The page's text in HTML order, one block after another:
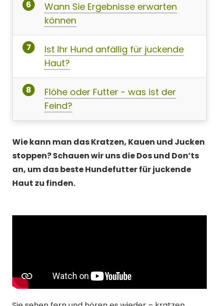
Wann Sie Ergebnisse erwarten
können
Ist Ihr Hund anfällig für juckende
Haut?
Flöhe oder Futter - was ist der
Feind?
Wie kann man das Kratzen, Kauen und Jucken
stoppen? Schauen wir uns die Dos und Don’ts
an, um das beste Hundefutter für juckende
Haut zu finden.